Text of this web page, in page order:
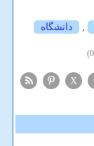
, دانشگاه
X